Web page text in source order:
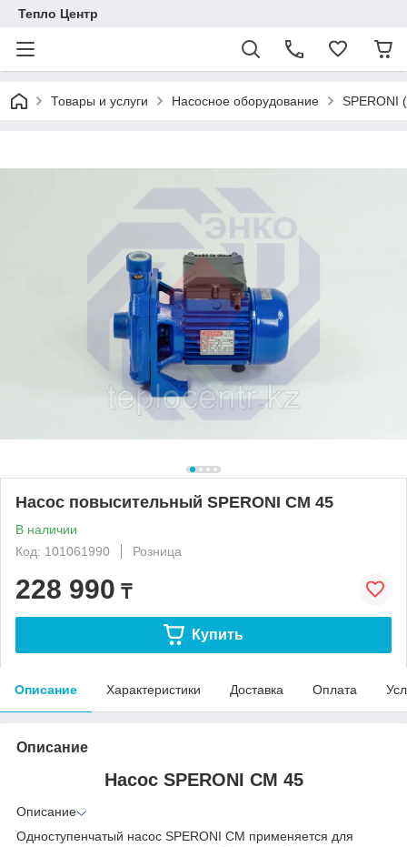
Тепло Центр
Товары и услуги Насосное оборудование SPERONI
Насос повысительный SPERONI CM 45
В наличии
Код: 101061990
Розница
228 990 ₸
Купить
Описание Характеристики Доставка Оплата
Описание
Насос SPERONI CM 45
Описание
Одноступенчатый насос SPERONI CM применяется для